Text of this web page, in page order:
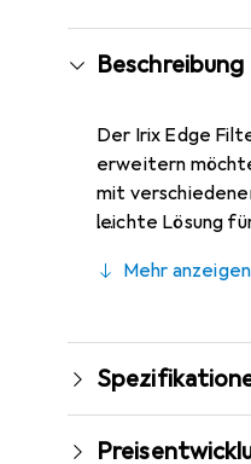
Beschreibung
Der Irix Edge
erweitern
mit
leichte Lösung
einem Gewicht
fotografischen
Mehr anzeigen